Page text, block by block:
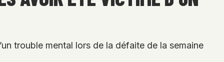
trouble mental lors de la défaite de la semaine